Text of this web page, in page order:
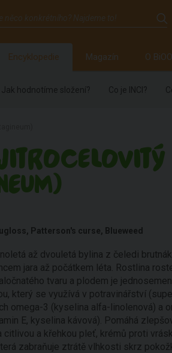
Encyklopedie Magazín O
Jak hodnotíme složení? Co je INCI?
Patterson's curse, Blueweed
až dvouletá bylina z čeledi
jara až počátkem léta. Rostlina
tvaru a plodem je
který se využívá v potravinářství
omega-3 (kyselina alfa-linolenová) a
E, kyselina kávová). Pomáhá
a křehkou pleť, krémů proti
zabraňuje ztrátě vlhkosti skrz